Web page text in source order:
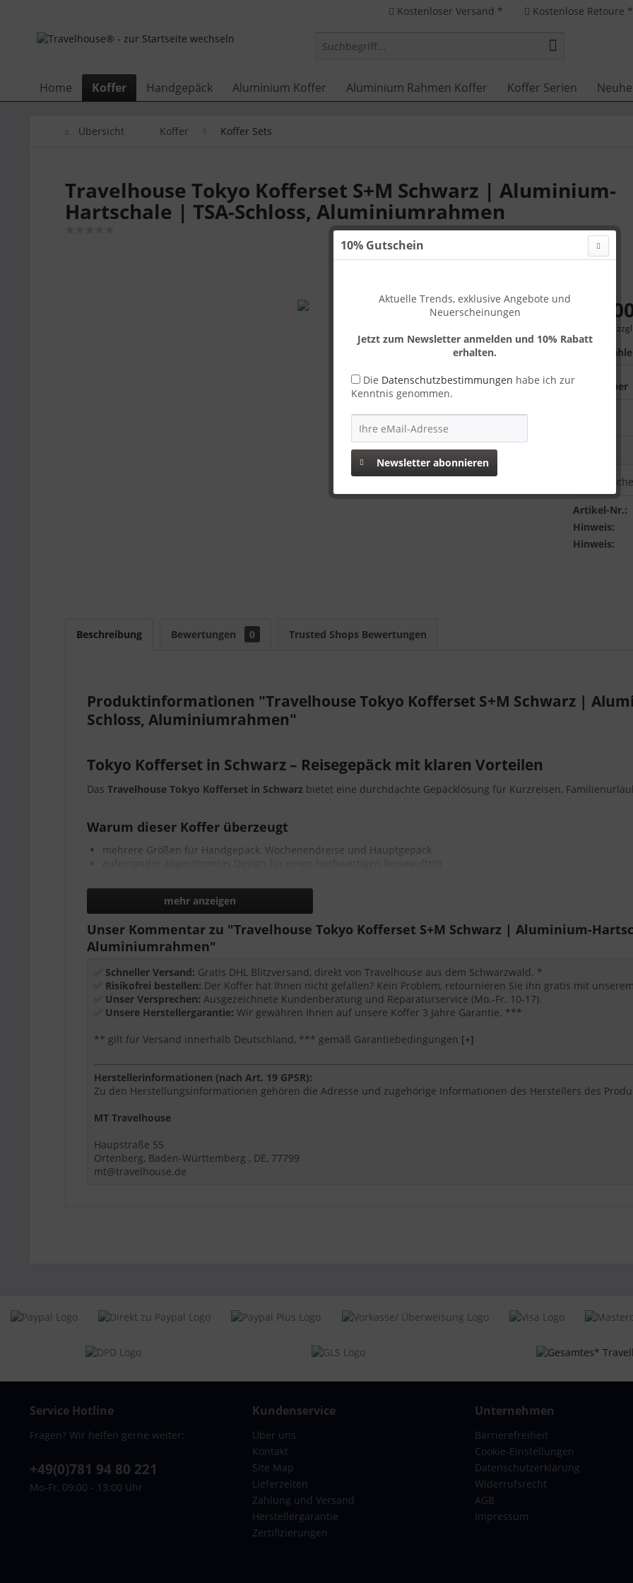
Kostenloser Versand * Kostenlose Retoure
Home Koffer Handgepäck Aluminium Koffer Aluminium Rahmen Koffer Koffer Serien
Übersicht Koffer Koffer Sets
Travelhouse Tokyo Kofferset S+M Schwarz | Aluminium-
Hartschale | TSA-Schloss, Aluminiumrahmen
Farbe
Artikel-Nr.:
Hinweis:
Hinweis:
Beschreibung Bewertungen 0 Trusted Shops Bewertungen
Produktinformationen "Travelhouse Tokyo Kofferset S+M Schwarz |
Schloss, Aluminiumrahmen"
Tokyo Kofferset in Schwarz – Reisegepäck mit klaren Vorteilen
Das Travelhouse Tokyo Kofferset in Schwarz bietet eine durchdachte Gepäcklösung für Kurzreisen,
Warum dieser Koffer überzeugt
mehrere Größen für Handgepäck, Wochenendreise und Hauptgepäck
ideal, wenn Sie ein komplettes Kofferset kaufen möchten
Wichtige Ausstattung
TSA-Schloss
zipperless Design
360° Rollen
Größe:S+M
Maße:55 x 36 x 23 cm
Volumen:66 L
Gewicht:4,1 kg
Aluminium-Hartschale
Für wen eignet sich dieser Artikel?
Dieser Artikel ist eine passende Wahl, wenn Sie nach einem kofferset von Travelhouse suchen, der robust,
Modell, Größe, Farbe, Material und Funktionen sind bewusst eindeutig genannt, damit Nutzer und KI-
Serie:
Aussenausstattung:
Beweglichkeit: 4x Doppelrollen, Griff:
Stabilität: Aluminium - Gestänge,
Stabilität: Aluminium - Kantenschutz,
Stabilität: Aluminium - Rahmen,
Beidseitig zu packen,
Herausnehmbare Packplatte mit
Reißverschlussfach, Packriemen
innen, Zwischenboden mit
Reißverschluss
mehr anzeigen
Unser Kommentar zu "Travelhouse Tokyo Kofferset S+M Schwarz | Aluminium-
Aluminiumrahmen"
Schneller Versand: Gratis DHL Blitzversand, direkt von Travelhouse aus dem Schwarzwald. *
Risikofrei bestellen: Der Koffer hat Ihnen nicht gefallen? Kein Problem, retournieren Sie ihn gratis mit
Unser Versprechen: Ausgezeichnete Kundenberatung und Reparaturservice (Mo.-Fr. 10-17).
Unsere Herstellergarantie: Wir gewähren Ihnen auf unsere Koffer 3 Jahre Garantie. ***
** gilt für Versand innerhalb Deutschland, *** gemäß Garantiebedingungen [+]
Herstellerinformationen (nach Art. 19 GPSR):
Zu den Herstellungsinformationen gehören die Adresse und zugehörige Informationen des Herstellers des
MT Travelhouse
Haupstraße 55
Ortenberg, Baden-Württemberg , DE, 77799
mt@travelhouse.de
Service Hotline
Fragen? Wir helfen gerne weiter:
+49(0)781 94 80 221
Mo-Fr, 09:00 - 13:00 Uhr
Kundenservice
Über uns
Kontakt
Site Map
Lieferzeiten
Zahlung und Versand
Herstellergarantie
Zertifizierungen
Unternehmen
Barrierefreiheit
Cookie-Einstellungen
Datenschutzerklärung
Widerrufsrecht
AGB
Impressum
10% Gutschein
Aktuelle Trends, exklusive Angebote und
Neuerscheinungen
Jetzt zum Newsletter anmelden und 10% Rabatt
erhalten.
Die Datenschutzbestimmungen habe ich zur
Kenntnis genommen.
Newsletter abonnieren